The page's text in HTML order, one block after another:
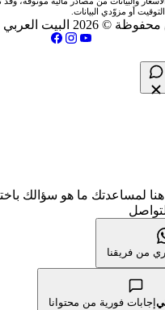
في فلسطين
الشرعي
والهيئات الشرعية
حجم المركز
التداول
التراكمي
متوسط سعر السهم
الاقتصادي
السوق
السعودي في مصر
الاقتصادية
الشركات
شركة نصابة
أو مزوّدي البيانات.
البيت العربي ·
هنا لمساعدتك ما هو سؤالك
من فريقنا
إجابات فورية من محتوانا